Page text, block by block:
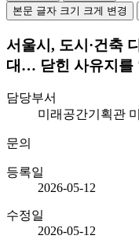
본문 글자 크기 크게 변경
서울시, 도시·건축
대… 닫힌 사유지를
담당부서
미래공간기획관
문의
등록일
2026-05-12
수정일
2026-05-12